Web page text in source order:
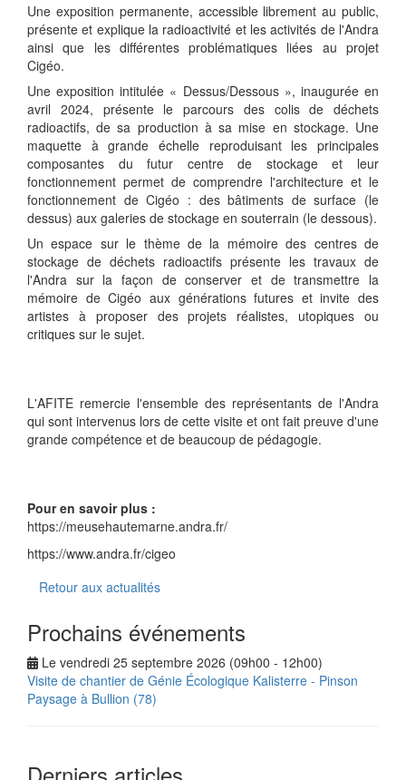
Une exposition permanente, accessible librement au public,
présente et explique la radioactivité et les activités de l'Andra
ainsi que les différentes problématiques liées au projet
Cigéo.
Une exposition intitulée « Dessus/Dessous », inaugurée en
avril 2024, présente le parcours des colis de déchets
radioactifs, de sa production à sa mise en stockage. Une
maquette à grande échelle reproduisant les principales
composantes du futur centre de stockage et leur
fonctionnement permet de comprendre l'architecture et le
fonctionnement de Cigéo : des bâtiments de surface (le
dessus) aux galeries de stockage en souterrain (le dessous).
Un espace sur le thème de la mémoire des centres de
stockage de déchets radioactifs présente les travaux de
l'Andra sur la façon de conserver et de transmettre la
mémoire de Cigéo aux générations futures et invite des
artistes à proposer des projets réalistes, utopiques ou
critiques sur le sujet.
L'AFITE remercie l'ensemble des représentants de l'Andra
qui sont intervenus lors de cette visite et ont fait preuve d'une
grande compétence et de beaucoup de pédagogie.
Pour en savoir plus :
https://meusehautemarne.andra.fr/
https://www.andra.fr/cigeo
Retour aux actualités
Prochains événements
Le vendredi 25 septembre 2026 (09h00 - 12h00)
Visite de chantier de Génie Écologique Kalisterre - Pinson
Paysage à Bullion (78)